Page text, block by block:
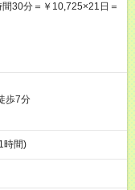
30分＝￥10,725×21日＝
歩7分
時間)